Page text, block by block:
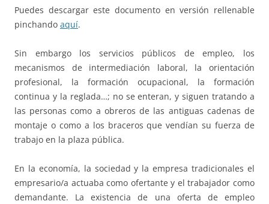
Puedes descargar este documento en versión rellenable
pinchando aquí.
Sin embargo los servicios públicos de empleo, los
mecanismos de intermediación laboral, la orientación
profesional, la formación ocupacional, la formación
continua y la reglada…; no se enteran, y siguen tratando a
las personas como a obreros de las antiguas cadenas de
montaje o como a los braceros que vendían su fuerza de
trabajo en la plaza pública.
En la economía, la sociedad y la empresa tradicionales el
empresario/a actuaba como ofertante y el trabajador como
demandante. La existencia de una oferta de empleo